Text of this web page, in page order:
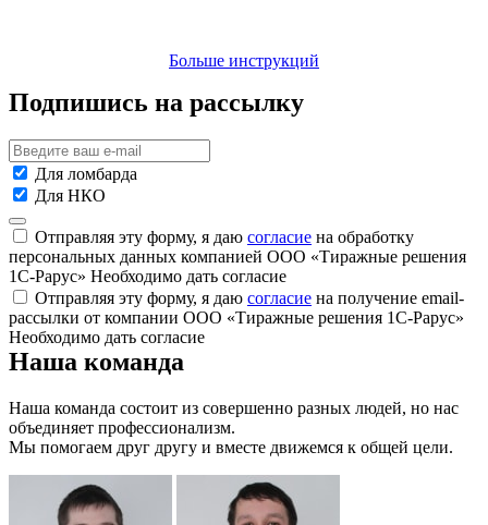
Больше инструкций
Подпишись на рассылку
Для ломбарда
Для НКО
Отправляя эту форму, я даю согласие на обработку
персональных данных компанией ООО «Тиражные решения
1С-Рарус» Необходимо дать согласие
Отправляя эту форму, я даю согласие на получение email-
рассылки от компании ООО «Тиражные решения 1С-Рарус»
Необходимо дать согласие
Наша команда
Наша команда состоит из совершенно разных людей, но нас
объединяет профессионализм.
Мы помогаем друг другу и вместе движемся к общей цели.